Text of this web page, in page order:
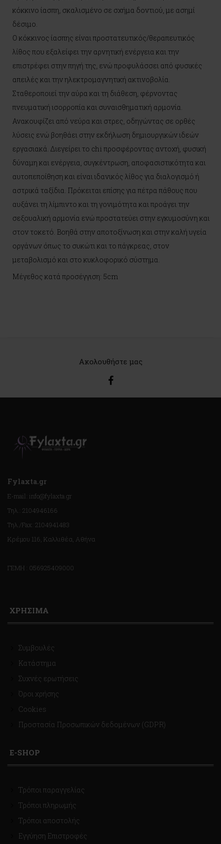
κόκκινο ίασπη, σκαλισμένο σε σχήμα δοντιού, με ασημί
δέσιμο.
Ο κόκκινος ίασπης είναι προστατευτικός/θεραπευτικός
λίθος που εξαλείφει την αρνητική ενέργεια και την
επιστρέφει στην πηγή της, ενώ προφυλάσσει από φυσικές
απειλές και την ηλεκτρομαγνητική ακτινοβολία.
Σταθεροποιεί την αύρα και τη διάθεση, φέρνοντας
πνευματική ισορροπία και συναισθηματική αρμονία.
Ανακουφίζει από νεύρα και στρες, οδηγώντας σε ορθές
λύσεις ενώ βοηθάει στην εκδήλωση δημιουργικών ιδεών
εργασιακά. Διεγείρει το chi προσφέροντας αντοχή, φυσική
δύναμη και ενέργεια, συγκέντρωση, αποφασιστικότητα και
αυτοπεποίθηση και είναι ιδανικός λίθος για διαλογισμό ή
αστρικά ταξίδια. Πρόκειται επίσης για πέτρα πάθους που
αυξάνει τη λίμπιντο και τη γονιμότητα και προάγει την
σεξουαλική αρμονία ενώ προστατεύει στην εγκυμοσύνη και
στον τοκετό. Βοηθά στην αποτοξίνωση και στην καλή υγεία
οργάνων όπως το συκώτι και το πάγκρεας, στον
μεταβολισμό και στο κυκλοφορικό σύστημα.
Μέγεθος κατά προσέγγιση: 5cm
Ακολουθήστε μας
Fylaxta.gr
E-mail: info@fylaxta.gr
Τηλ.: 2104946166
Τηλ./Fax: 2104941483
Κρέμου 116, Καλλιθέα, Αθήνα
ΓΕΜΗ : 056925409000
ΧΡΗΣΙΜΑ
Συμβουλές
Κατάστημα
Συχνές ερωτήσεις
Όροι χρήσης
Cookies
Προστασία Προσωπικών δεδομένων (GDPR)
E-SHOP
Τρόποι παραγγελίας
Τρόποι πληρωμής
Τρόποι αποστολής
Εγγύηση Επιστροφές